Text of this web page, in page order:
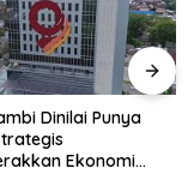
Dinilai Punya
Ekonomi